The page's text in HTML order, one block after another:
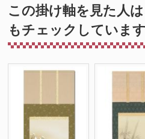
この掛け軸を見た人
もチェックしています